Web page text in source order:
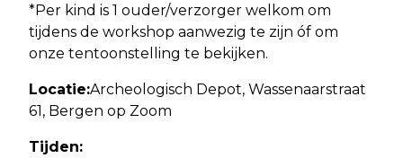
*Per kind is 1 ouder/verzorger welkom om
tijdens de workshop aanwezig te zijn óf om
onze tentoonstelling te bekijken.
Locatie:Archeologisch Depot, Wassenaarstraat
61, Bergen op Zoom
Tijden: